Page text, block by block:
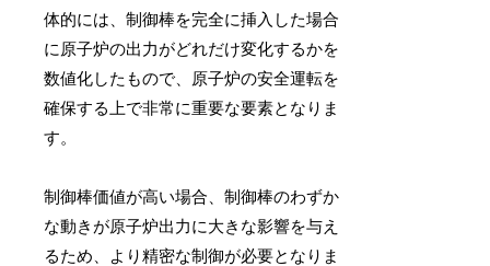
体的には、制御棒を完全に挿入した場合
に原子炉の出力がどれだけ変化するかを
数値化したもので、原子炉の安全運転を
確保する上で非常に重要な要素となりま
す。
制御棒価値が高い場合、制御棒のわずか
な動きが原子炉出力に大きな影響を与え
るため、より精密な制御が必要となりま